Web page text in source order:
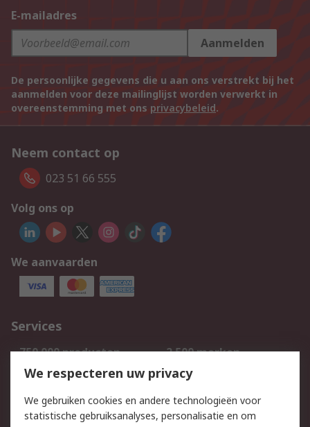
E-mailadres
Aanmelden
De persoonlijke gegevens die u aan ons verstrekt bij het
aanmelden voor deze mailinglijst worden verwerkt in
overeenstemming met ons privacybeleid.
Neem contact op
023 51 66 555
Volg ons op
We aanvaarden
Services
750.000 producten
2.500 merken
Bestellen
Inkoopoplossingen
Track & Trace
We respecteren uw privacy
We gebruiken cookies en andere technologieën voor
statistische gebruiksanalyses, personalisatie en om